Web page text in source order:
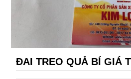
ĐAI TREO QUẢ BÍ GIÁ